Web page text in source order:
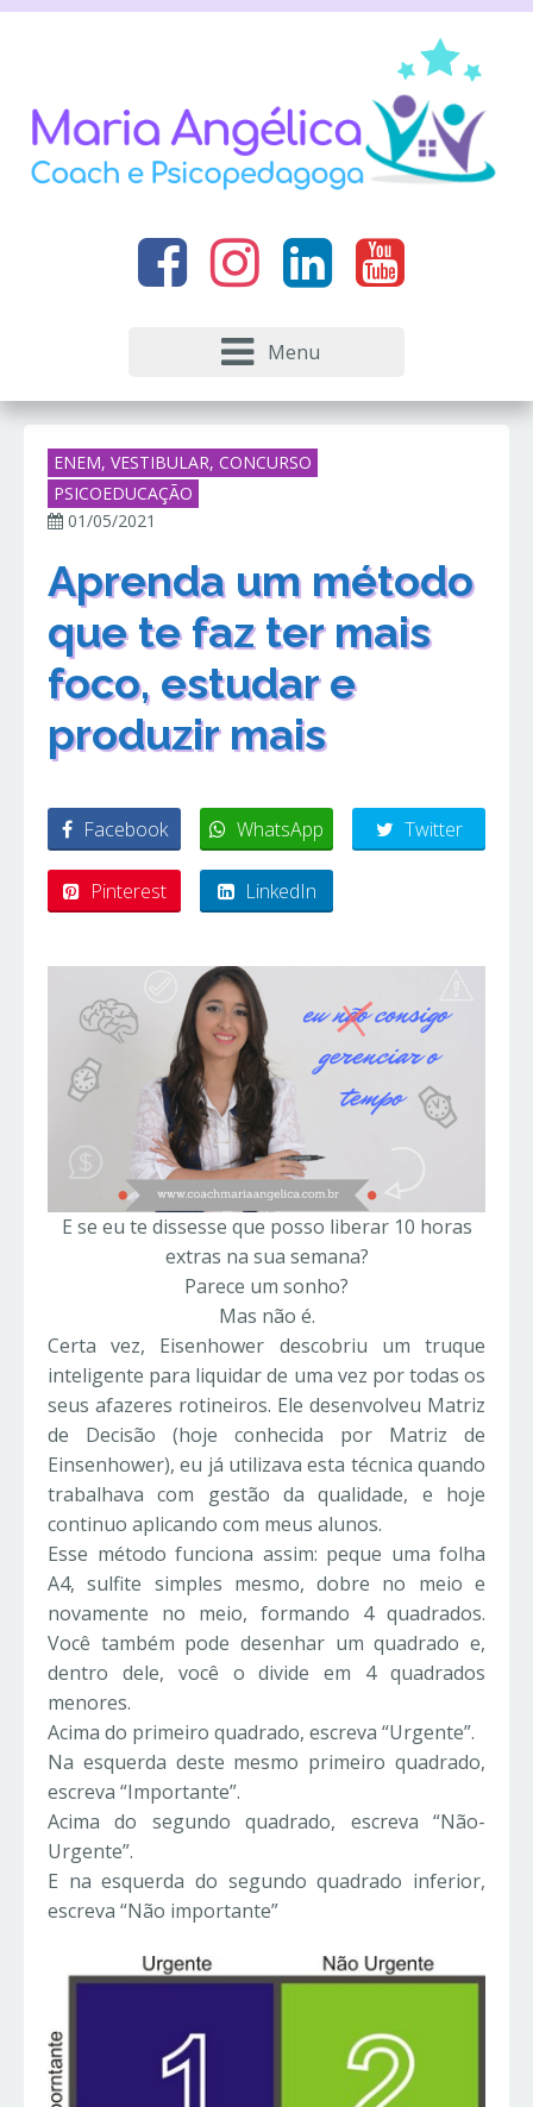
Menu
ENEM, VESTIBULAR, CONCURSO
PSICOEDUCAÇÃO
01/05/2021
Aprenda um método
que te faz ter mais
foco, estudar e
produzir mais
Facebook WhatsApp Twitter
Pinterest LinkedIn
E se eu te dissesse que posso liberar 10 horas
extras na sua semana?
Parece um sonho?
Mas não é.
Certa vez, Eisenhower descobriu um truque
inteligente para liquidar de uma vez por todas os
seus afazeres rotineiros. Ele desenvolveu Matriz
de Decisão (hoje conhecida por Matriz de
Einsenhower), eu já utilizava esta técnica quando
trabalhava com gestão da qualidade, e hoje
continuo aplicando com meus alunos.
Esse método funciona assim: peque uma folha
A4, sulfite simples mesmo, dobre no meio e
novamente no meio, formando 4 quadrados.
Você também pode desenhar um quadrado e,
dentro dele, você o divide em 4 quadrados
menores.
Acima do primeiro quadrado, escreva “Urgente”.
Na esquerda deste mesmo primeiro quadrado,
escreva “Importante”.
Acima do segundo quadrado, escreva “Não-
Urgente”.
E na esquerda do segundo quadrado inferior,
escreva “Não importante”